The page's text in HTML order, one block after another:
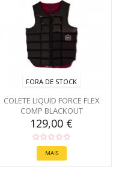
FORA DE STOCK
COLETE LIQUID FORCE FLEX
COMP BLACKOUT
129,00 €
MAIS